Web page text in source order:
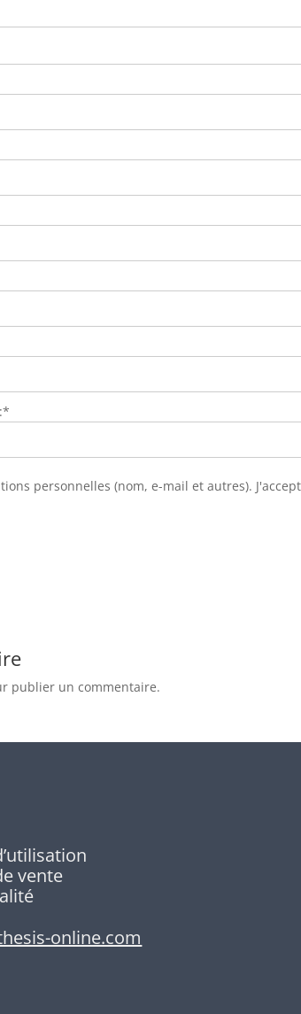
personnelles (nom, e-mail et autres).
publier un commentaire.
vente
online.com